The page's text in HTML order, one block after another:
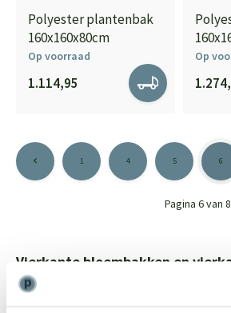
Polyester plantenbak
160x160x80cm
Op voorraad
1.114,95
Op
Pagina 6 van 8
1 4 5 6
Vierkante bloembakken en
plantenbakken